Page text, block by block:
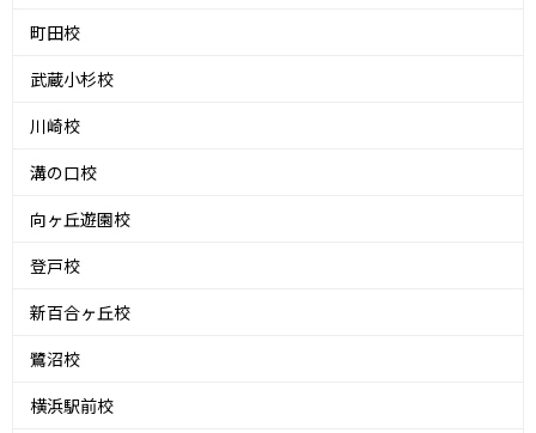
町田校
武蔵小杉校
川崎校
溝の口校
向ヶ丘遊園校
登戸校
新百合ヶ丘校
鷺沼校
横浜駅前校